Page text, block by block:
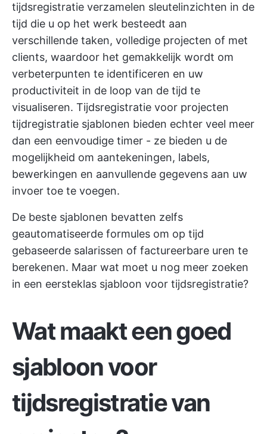
tijdsregistratie verzamelen sleutelinzichten in de
tijd die u op het werk besteedt aan
verschillende taken, volledige projecten of met
clients, waardoor het gemakkelijk wordt om
verbeterpunten te identificeren en uw
productiviteit in de loop van de tijd te
visualiseren. Tijdsregistratie voor projecten
tijdregistratie sjablonen bieden echter veel meer
dan een eenvoudige timer - ze bieden u de
mogelijkheid om aantekeningen, labels,
bewerkingen en aanvullende gegevens aan uw
invoer toe te voegen.
De beste sjablonen bevatten zelfs
geautomatiseerde formules om op tijd
gebaseerde salarissen of factureerbare uren te
berekenen. Maar wat moet u nog meer zoeken
in een eersteklas sjabloon voor tijdsregistratie?
Wat maakt een goed
sjabloon voor
tijdsregistratie van